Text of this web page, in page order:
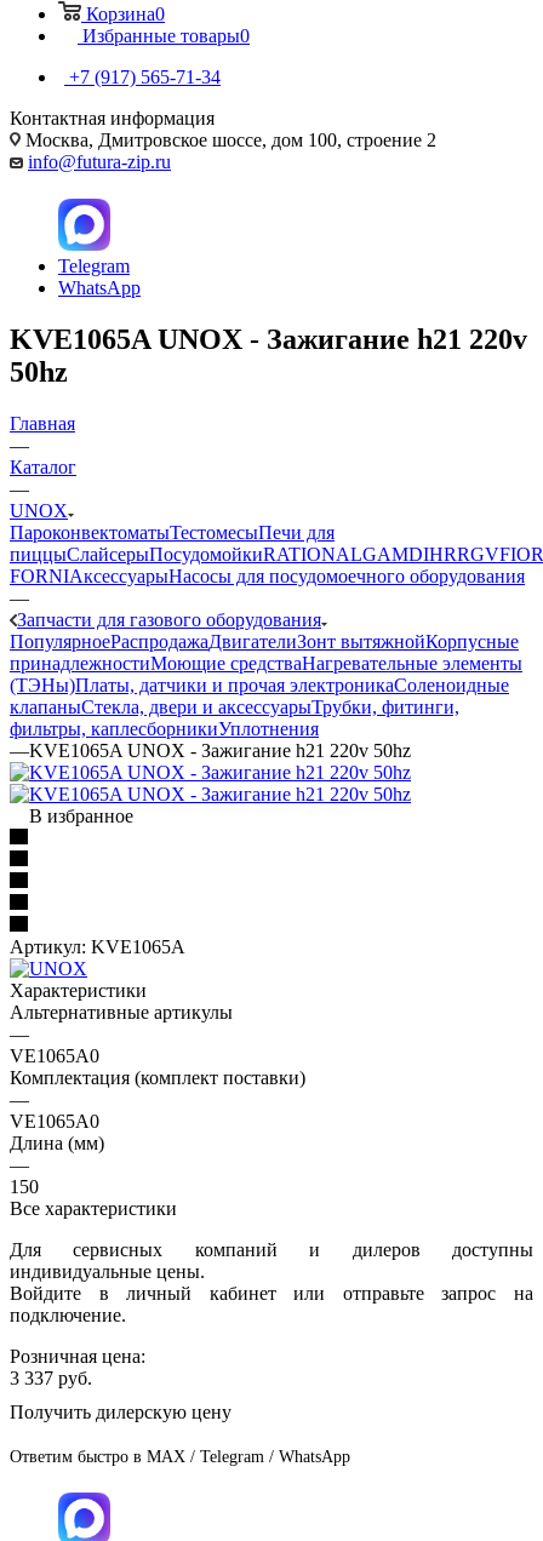
Корзина0
Избранные товары0
+7 (917) 565-71-34
Контактная информация
Москва, Дмитровское шоссе, дом 100, строение 2
info@futura-zip.ru
Telegram
WhatsApp
KVE1065A UNOX - Зажигание h21 220v
50hz
Главная
—
Каталог
—
UNOX
ПароконвектоматыТестомесыПечи для
пиццыСлайсерыПосудомойкиRATIONALGAMDIHRRGV
FORNIАксессуарыНасосы для посудомоечного оборудования
—
Запчасти для газового оборудования
ПопулярноеРаспродажаДвигателиЗонт вытяжнойКорпусные
принадлежностиМоющие средстваНагревательные элементы
(ТЭНы)Платы, датчики и прочая электроникаСоленоидные
клапаныСтекла, двери и аксессуарыТрубки, фитинги,
фильтры, каплесборникиУплотнения
—KVE1065A UNOX - Зажигание h21 220v 50hz
В избранное
Артикул: KVE1065A
Характеристики
Альтернативные артикулы
—
VE1065A0
Комплектация (комплект поставки)
—
VE1065A0
Длина (мм)
—
150
Все характеристики
Для сервисных компаний и дилеров доступны
индивидуальные цены.
Войдите в личный кабинет или отправьте запрос на
подключение.
Розничная цена:
3 337 руб.
Получить дилерскую цену
Ответим быстро в MAX / Telegram / WhatsApp